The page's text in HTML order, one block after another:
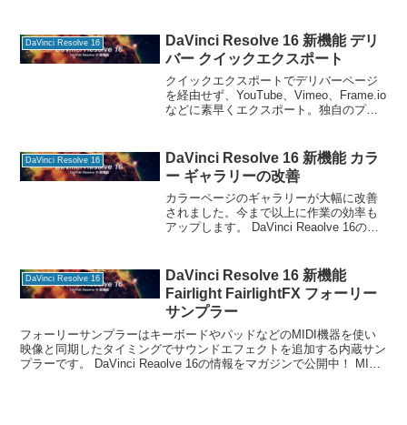
公開中！
DaVinci Resolve 16
DaVinci Resolve 16 新機能 デリ
バー クイックエクスポート
クイックエクスポートでデリバーページ
を経由せず、YouTube、Vimeo、Frame.io
などに素早くエクスポート。独自のプリ
インにイン点とア
DaVinci Resolve 16
DaVinci Resolve 16 新機能 カラ
ー ギャラリーの改善
カラーページのギャラリーが大幅に改善
されました。今まで以上に作業の効率も
アップします。 DaVinci Reaolve 16の情
整理が今まで以上に簡単になりました。
DaVinci Resolve 16
DaVinci Resolve 16 新機能
Fairlight FairlightFX フォーリー
サンプラー
フォーリーサンプラーはキーボードやパッドなどのMIDI機器を使い
映像と同期したタイミングでサウンドエフェクトを追加する内蔵サン
プラーです。 DaVinci Reaolve 16の情報をマガジンで公開中！ MIDI